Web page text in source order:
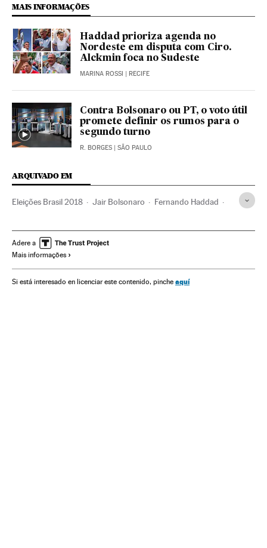
MAIS INFORMAÇÕES
Haddad prioriza agenda no
Nordeste em disputa com Ciro.
Alckmin foca no Sudeste
MARINA ROSSI | RECIFE
Contra Bolsonaro ou PT, o voto útil
promete definir os rumos para o
segundo turno
R. BORGES | SÃO PAULO
ARQUIVADO EM
Eleições Brasil 2018 Jair Bolsonaro Fernando Haddad
Pesquisas eleitorais Geraldo Alckmin
Governos estaduais
América Latina Eleições América
Adere a
Mais informações
Si está interesado en licenciar este contenido, pinche aquí